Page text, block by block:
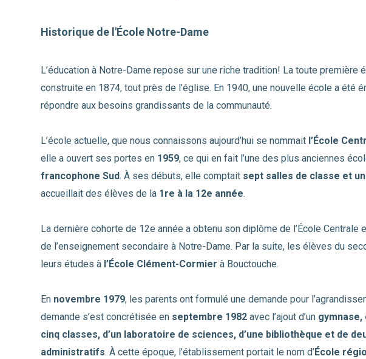
Historique de l'École Notre-Dame
L’éducation à Notre-Dame repose sur une riche tradition! La toute première
construite en 1874, tout près de l’église. En 1940, une nouvelle école a été
répondre aux besoins grandissants de la communauté.
L’école actuelle, que nous connaissons aujourd’hui se nommait l’École
elle a ouvert ses portes en 1959, ce qui en fait l’une des plus anciennes
francophone Sud. À ses débuts, elle comptait sept salles de classe et
accueillait des élèves de la 1re à la 12e année.
La dernière cohorte de 12e année a obtenu son diplôme de l’École Centrale
de l’enseignement secondaire à Notre-Dame. Par la suite, les élèves du
leurs études à l’École Clément-Cormier à Bouctouche.
En novembre 1979, les parents ont formulé une demande pour
demande s’est concrétisée en septembre 1982 avec l’ajout d’un gymnase,
cinq classes, d’un laboratoire de sciences, d’une bibliothèque et de
administratifs. À cette époque, l’établissement portait le nom d’École